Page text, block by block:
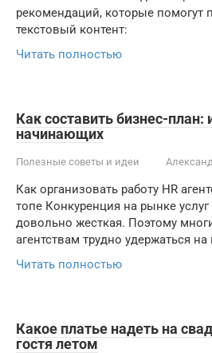
рекомендаций, которые помогут
текстовый контент:
Читать полностью
Как составить бизнес-план:
начинающих
Полезные советы и идеи
Как организовать работу HR
топе Конкуренция на рынке
довольно жесткая. Поэтому
агентствам трудно удержаться
Читать полностью
Какое платье надеть на
гостя летом